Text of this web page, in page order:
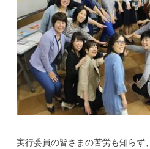
実行委員の皆さまの苦労も知らず、